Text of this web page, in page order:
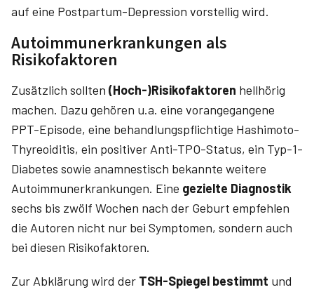
auf eine Postpartum-Depression vorstellig wird.
Autoimmunerkrankungen als
Risikofaktoren
Zusätzlich sollten (Hoch-)Risikofaktoren hellhörig
machen. Dazu gehören u.a. eine vorangegangene
PPT-Episode, eine behandlungspflichtige Hashimoto-
Thyreoiditis, ein positiver Anti-TPO-Status, ein Typ-1-
Diabetes sowie anamnestisch bekannte weitere
Autoimmunerkrankungen. Eine gezielte Diagnostik
sechs bis zwölf Wochen nach der Geburt empfehlen
die Autoren nicht nur bei Symptomen, sondern auch
bei diesen Risikofaktoren.
Zur Abklärung wird der TSH-Spiegel bestimmt und